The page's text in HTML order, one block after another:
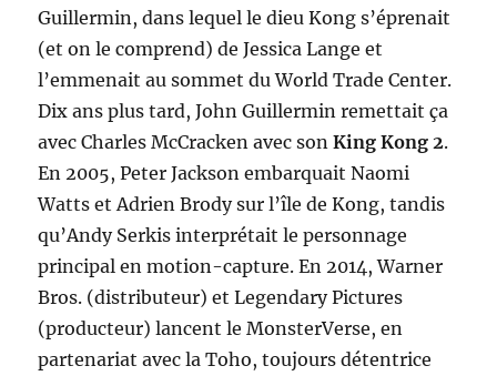
Guillermin, dans lequel le dieu Kong s’éprenait
(et on le comprend) de Jessica Lange et
l’emmenait au sommet du World Trade Center.
Dix ans plus tard, John Guillermin remettait ça
avec Charles McCracken avec sonKing Kong 2.
En 2005, Peter Jackson embarquait Naomi
Watts et Adrien Brody sur l’île de Kong, tandis
qu’Andy Serkis interprétait le personnage
principal en motion-capture. En 2014, Warner
Bros. (distributeur) et Legendary Pictures
(producteur) lancent le MonsterVerse, en
partenariat avec la Toho, toujours détentrice